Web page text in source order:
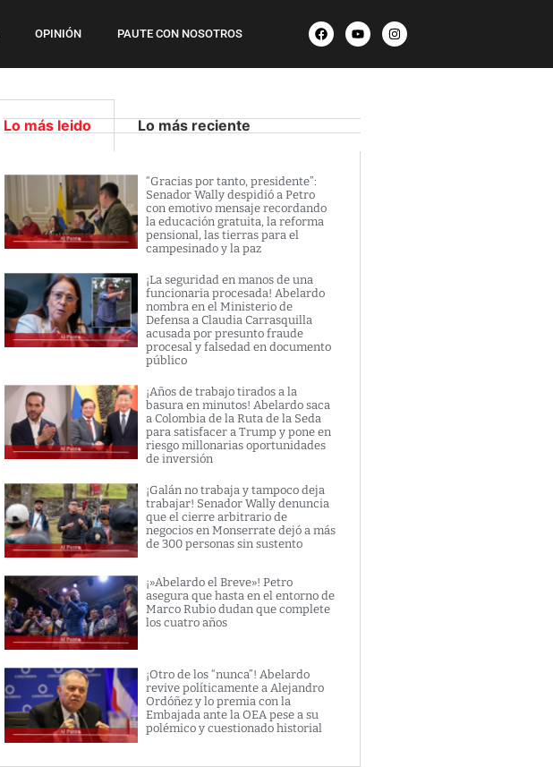
OPINIÓN PAUTE CON NOSOTROS
Lo más leido Lo más reciente
“Gracias por tanto, presidente”:
Senador Wally despidió a Petro
con emotivo mensaje recordando
la educación gratuita, la reforma
pensional, las tierras para el
campesinado y la paz
¡La seguridad en manos de una
funcionaria procesada! Abelardo
nombra en el Ministerio de
Defensa a Claudia Carrasquilla
acusada por presunto fraude
procesal y falsedad en documento
público
¡Años de trabajo tirados a la
basura en minutos! Abelardo saca
a Colombia de la Ruta de la Seda
para satisfacer a Trump y pone en
riesgo millonarias oportunidades
de inversión
¡Galán no trabaja y tampoco deja
trabajar! Senador Wally denuncia
que el cierre arbitrario de
negocios en Monserrate dejó a más
de 300 personas sin sustento
¡»Abelardo el Breve»! Petro
asegura que hasta en el entorno de
Marco Rubio dudan que complete
los cuatro años
¡Otro de los “nunca”! Abelardo
revive políticamente a Alejandro
Ordóñez y lo premia con la
Embajada ante la OEA pese a su
polémico y cuestionado historial